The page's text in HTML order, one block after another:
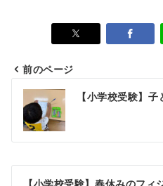
前のページ
【小学校受験】
【小学校受験】春休みのフィ